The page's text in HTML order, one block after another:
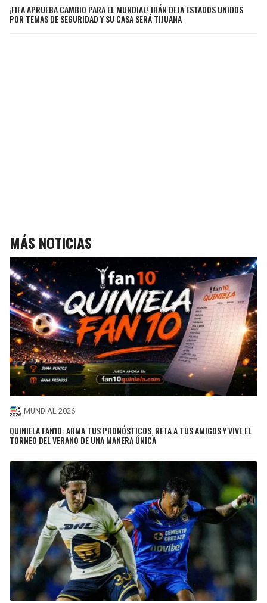
¡FIFA APRUEBA CAMBIO PARA EL MUNDIAL! IRÁN DEJA ESTADOS UNIDOS
POR TEMAS DE SEGURIDAD Y SU CASA SERÁ TIJUANA
MÁS NOTICIAS
MUNDIAL 2026
QUINIELA FAN10: ARMA TUS PRONÓSTICOS, RETA A TUS AMIGOS Y VIVE EL
TORNEO DEL VERANO DE UNA MANERA ÚNICA